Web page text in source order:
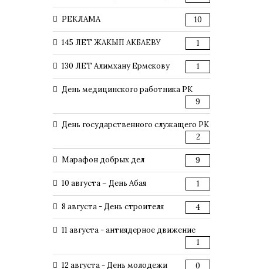
РЕКЛАМА 10
145 ЛЕТ ЖАКЫП АКБАЕВУ 1
130 ЛЕТ Алимхану Ермекову 1
День медицинского работника РК
9
День государственного служащего РК
2
Марафон добрых дел 9
10 августа – День Абая 1
8 августа - День строителя 4
11 августа - антиядерное движение
1
12 августа - День молодежи 0